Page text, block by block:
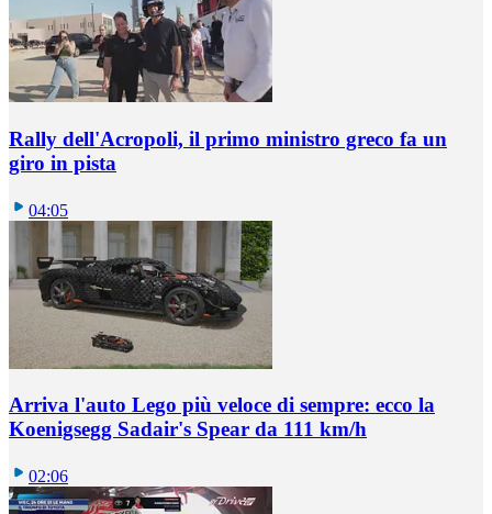
Rally dell'Acropoli, il primo ministro greco fa un
giro in pista
04:05
Arriva l'auto Lego più veloce di sempre: ecco la
Koenigsegg Sadair's Spear da 111 km/h
02:06